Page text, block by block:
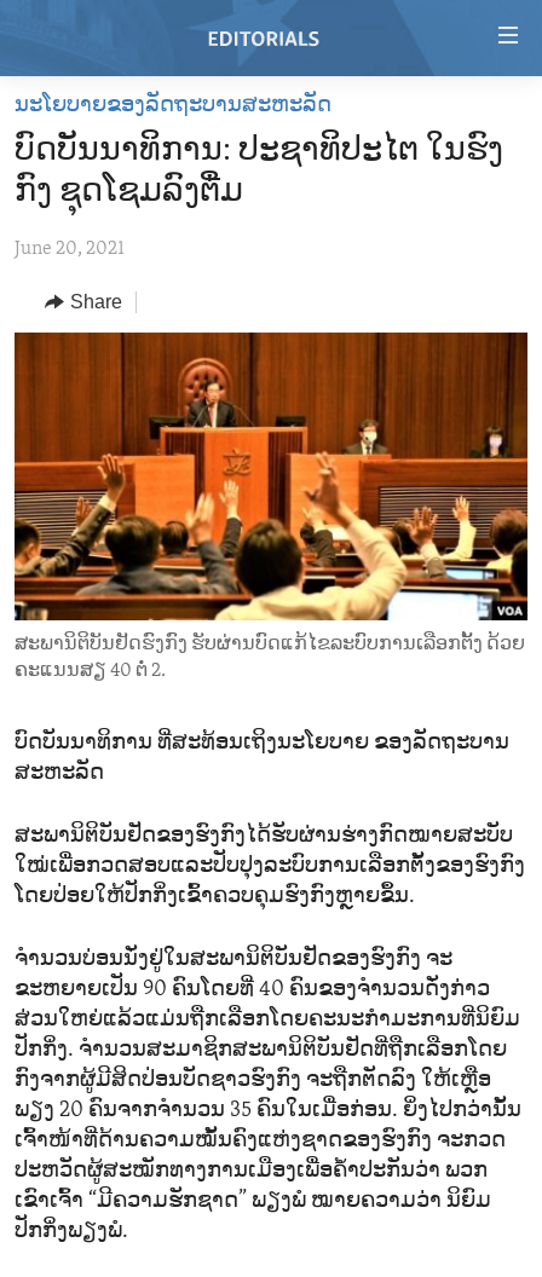
Skip
main
content
to
Navigation
Skip
HOME
VIDEO
RADIO
REGIONS
AFRICA
MIDDLE EAST
TOPICS
SECURITY AND DEFENSE
AID AND DEVELOPMENT
DEMOCRACY AND GOVERNANCE
ECONOMY AND TRADE
ENVIRONMENT AND HEALTH
IDEALS AND INSTITUTIONS
FOLLOW US
ນະໂຍບາຍຂອງລັດຖະບານສະຫະລັດ
ບົດບັນນາທິການ: ປະຊາທິປະໄຕ ໃນຮົງ
ກົງ ຊຸດໂຊມລົງຕື່ມ
June 20, 2021
Share
ສະພານິຕິບັນຢັດຮົງກົງ ຮັບຜ່ານບົດແກ້ໄຂລະບົບການເລືອກຕັ້ງ ດ້ວຍ
ຄະແນນສຽ 40 ຕໍ່ 2.
ບົດບັນນາທິການ ທີ່ສະທ້ອນເຖິງນະໂຍບາຍ ຂອງລັດຖະບານ
ສະຫະລັດ
ສະພານິຕິບັນຢັດຂອງຮົງກົງໄດ້ຮັບຜ່ານຮ່າງກົດໝາຍສະບັບ
ໃໝ່ເພື່ອກວດສອບແລະປັບປຸງລະບົບການເລືອກຕັ້ງຂອງຮົງກົງ
ໂດຍປ່ອຍໃຫ້ປັກກິ່ງເຂົ້າຄວບຄຸມຮົງກົງຫຼາຍຂຶ້ນ.
ຈຳນວນບ່ອນນັ່ງຢູ່ໃນສະພານິຕິບັນຢັດຂອງຮົງກົງ ຈະ
ຂະຫຍາຍເປັນ 90 ຄົນໂດຍທີ່ 40 ຄົນຂອງຈຳນວນດັ່ງກ່າວ
ສ່ວນໃຫຍ່ແລ້ວແມ່ນຖືກເລືອກໂດຍຄະນະກຳມະການທີ່ນິຍົມ
ປັກກິ່ງ. ຈຳນວນສະມາຊິກສະພານິຕິບັນຢັດທີ່ຖືກເລືອກໂດຍ
ກົງຈາກຜູ້ມີສິດປ່ອນບັດຊາວຮົງກົງ ຈະຖືກຕັດລົງ ໃຫ້ເຫຼືອ
ພຽງ 20 ຄົນຈາກຈຳນວນ 35 ຄົນໃນເມື່ອກ່ອນ. ຍິ່ງໄປກວ່ານັ້ນ
ເຈົ້າໜ້າທີ່ດ້ານຄວາມໝັ້ນຄົງແຫ່ງຊາດຂອງຮົງກົງ ຈະກວດ
ປະຫວັດຜູ້ສະໝັກທາງການເມືອງເພື່ອຄ້ຳປະກັນວ່າ ພວກ
ເຂົາເຈົ້າ “ມີຄວາມຮັກຊາດ” ພຽງພໍ ໝາຍຄວາມວ່າ ນິຍົມ
ປັກກິ່ງພຽງພໍ.